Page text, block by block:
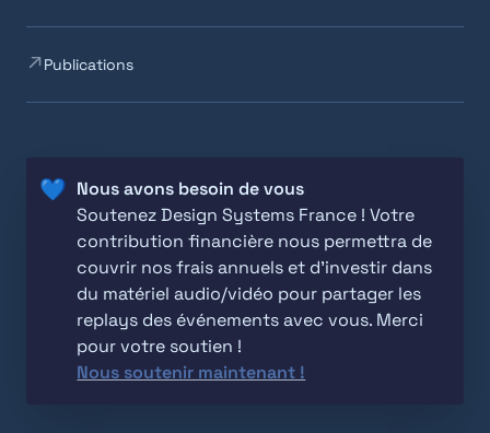
Publications
💙
Soutenez Design Systems France ! Votre
contribution financière nous permettra de
couvrir nos frais annuels et d'investir dans
du matériel audio/vidéo pour partager les
replays des événements avec vous. Merci
Nous soutenir maintenant !